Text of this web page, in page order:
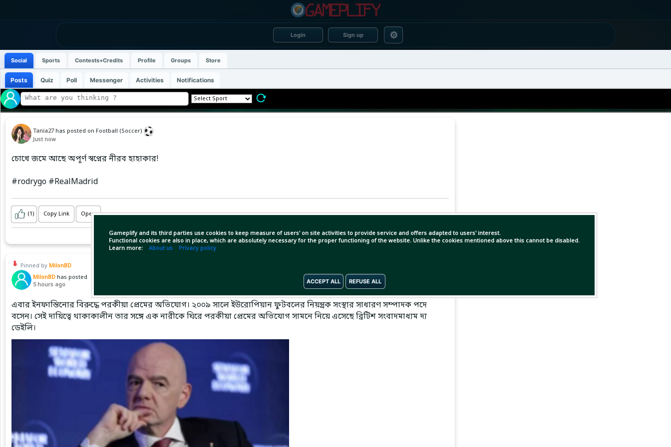
Login Sign up ⚙
Gameplify and its third parties use cookies to keep measure of users' on site activities to provide service and offers adapted to users' interest.
Functional cookies are also in place, which are absolutely necessary for the proper functioning of the website. Unlike the cookies mentioned above this cannot be disabled.
Learn more: About us Privacy policy
ACCEPT ALL REFUSE ALL
Social Sports Contests+Credits Profile Groups Store
Posts Quiz Poll Messenger Activities Notifications
Tania27 has posted on Football (Soccer)
Just now
চোখে জমে আছে অপূর্ণ স্বপ্নের নীরব হাহাকার!
#rodrygo #RealMadrid
(1) Copy Link Open
Pinned by MilonBD
MilonBD has posted
5 hours ago
এবার ইনফান্তিনোর বিরুদ্ধে পরকীয়া প্রেমের অভিযোগ। ২০০৯ সালে ইউরোপিয়ান ফুটবলের নিয়ন্ত্রক সংস্থার সাধারণ সম্পাদক পদে
বসেন। সেই দায়িত্বে থাকাকালীন তার সঙ্গে এক নারীকে ঘিরে পরকীয়া প্রেমের অভিযোগ সামনে নিয়ে এসেছে ব্রিটিশ সংবাদমাধ্যম দ্য
ডেইলি।